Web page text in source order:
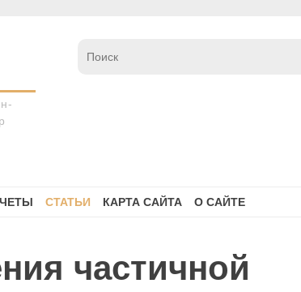
СТАТЬИ КАРТА САЙТА О САЙТЕ
частичной